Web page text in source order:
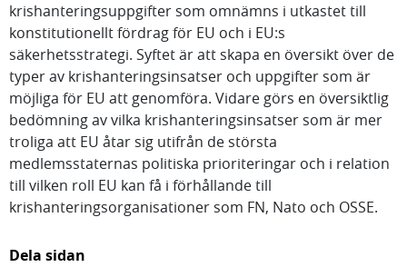
krishanteringsuppgifter som omnämns i utkastet till
konstitutionellt fördrag för EU och i EU:s
säkerhetsstrategi. Syftet är att skapa en översikt över de
typer av krishanteringsinsatser och uppgifter som är
möjliga för EU att genomföra. Vidare görs en översiktlig
bedömning av vilka krishanteringsinsatser som är mer
troliga att EU åtar sig utifrån de största
medlemsstaternas politiska prioriteringar och i relation
till vilken roll EU kan få i förhållande till
krishanteringsorganisationer som FN, Nato och OSSE.
Dela sidan